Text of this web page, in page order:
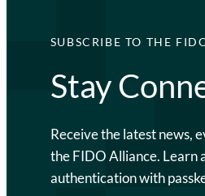
SUBSCRIBE TO THE
Stay
Receive the latest news,
the FIDO Alliance. Learn
authentication with